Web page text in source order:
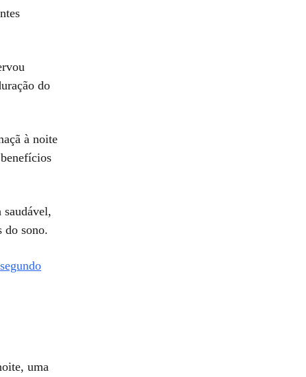
do
à noite
do sono.
uma